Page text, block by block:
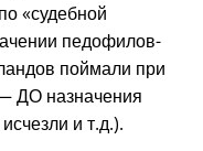
судебной
педофилов-
поймали при
ДО назначения
и т.д.).